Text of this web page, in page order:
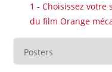
1 - Choisissez
du film Orange